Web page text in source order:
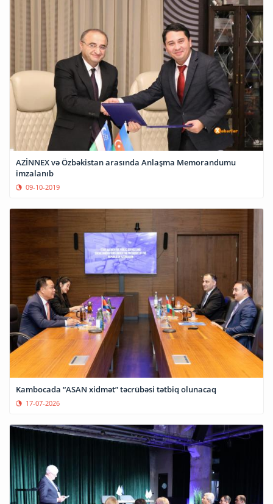
AZİNNEX və Özbəkistan arasında Anlaşma Memorandumu
imzalanıb
09-10-2019
Kambocada “ASAN xidmət” təcrübəsi tətbiq olunacaq
17-07-2026